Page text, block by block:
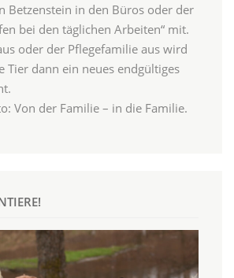
Betzenstein in den Büros oder der
bei den täglichen Arbeiten“ mit.
oder der Pflegefamilie aus wird
Tier dann ein neues endgültiges
Von der Familie – in die Familie.